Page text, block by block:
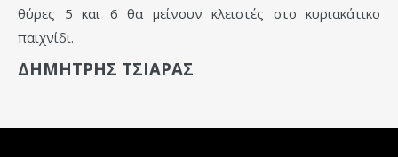
θύρες 5 και 6 θα μείνουν κλειστές στο κυριακάτικο
παιχνίδι.
ΔΗΜΗΤΡΗΣ ΤΣΙΑΡΑΣ